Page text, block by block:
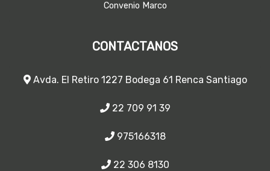
Convenio Marco
CONTACTANOS
Avda. El Retiro 1227 Bodega 61 Renca Santiago
22 709 91 39
975166318
22 306 8130